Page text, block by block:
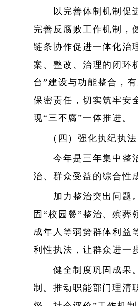
以完善体制机制促进
完善反腐败工作机制，
链条协作促进一体化治
案、整改、治理的闭环
台”建设与功能整合，
保密责任，切实筑牢安
现“三不腐”一体推进。
（四）强化执纪执
今年是三年集中整治
治、群众受益的综合性
加力整治突出问题。
固“校园餐”整治、殡
成年人等弱势群体利益
利性执法，让群众进一
健全制度巩固成果。
制。推动职能部门理清